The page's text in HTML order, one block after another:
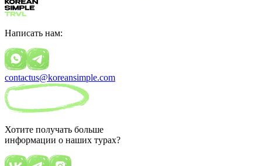
Написать нам:
contactus@koreansimple.com
Хотите получать больше
информации о наших турах?